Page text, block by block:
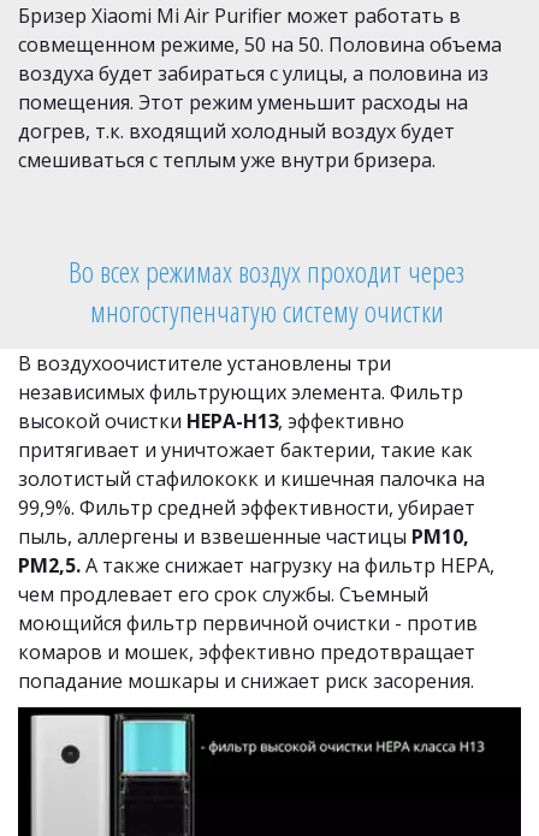
Бризер Xiaomi Mi Air Purifier может работать в
совмещенном режиме, 50 на 50. Половина объема
воздуха будет забираться с улицы, а половина из
помещения. Этот режим уменьшит расходы на
догрев, т.к. входящий холодный воздух будет
смешиваться с теплым уже внутри бризера.
Во всех режимах воздух проходит через
многоступенчатую систему очистки
В воздухоочистителе установлены три
независимых фильтрующих элемента. Фильтр
высокой очистки HEPA-H13, эффективно
притягивает и уничтожает бактерии, такие как
золотистый стафилококк и кишечная палочка на
99,9%. Фильтр средней эффективности, убирает
пыль, аллергены и взвешенные частицы РМ10,
РМ2,5. А также снижает нагрузку на фильтр НЕРА,
чем продлевает его срок службы. Съемный
моющийся фильтр первичной очистки - против
комаров и мошек, эффективно предотвращает
попадание мошкары и снижает риск засорения.